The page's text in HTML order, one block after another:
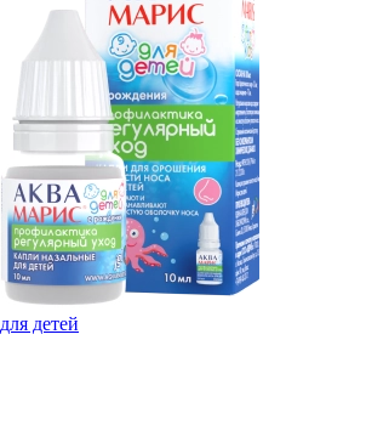
для детей